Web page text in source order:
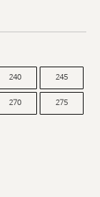
240 245
270 275